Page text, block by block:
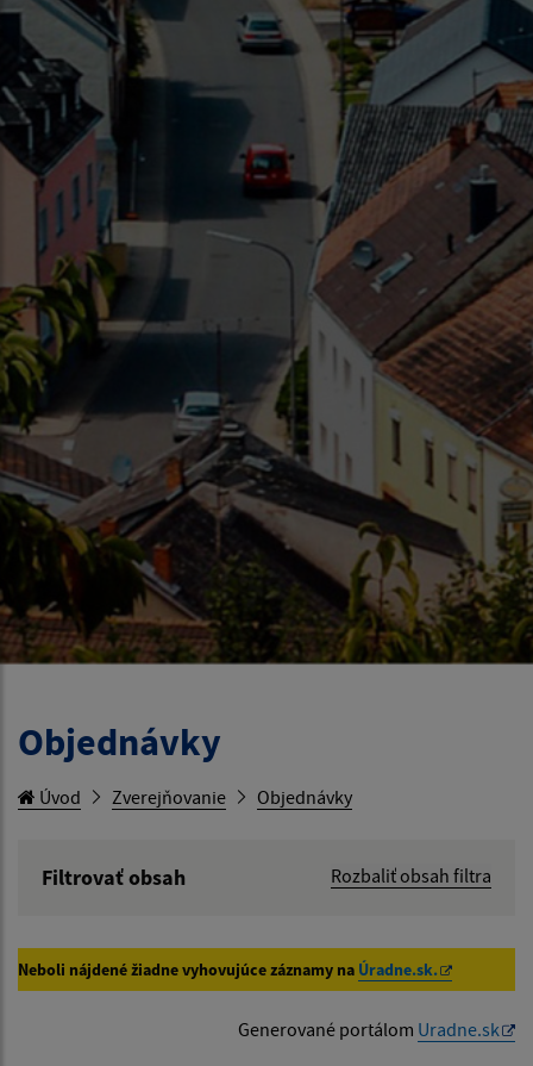
Objednávky
Úvod Zverejňovanie Objednávky
Filtrovať obsah
Rozbaliť obsah filtra
Hľadať v:
Neboli nájdené žiadne vyhovujúce záznamy na Úradne.sk.
Generované portálom Uradne.sk